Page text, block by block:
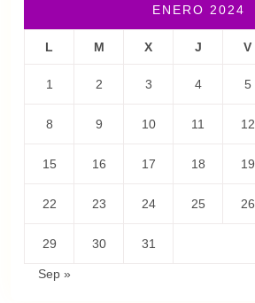
ENERO 2024
L M X J V
1 2 3 4 5
8 9 10 11 12
15 16 17 18 19
22 23 24 25 26
29 30 31
Sep »